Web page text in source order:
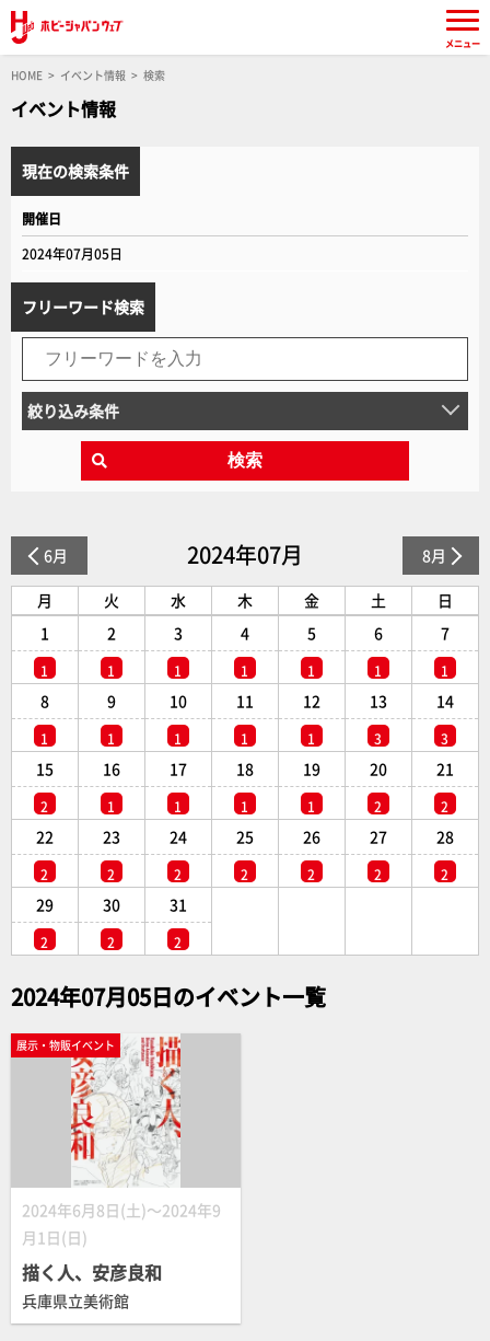
HOME イベント情報 検索
イベント情報
現在の検索条件
開催日
2024年07月05日
フリーワード検索
絞り込み条件
検索
6月 2024年07月 8月
月 火 水 木 金 土
日
1
1
2
1
3
1
4
1
5
1
6
1
7
1
8
1
9
1
10
1
11
1
12
1
13
3
14
3
15
2
16
1
17
1
18
1
19
1
20
2
21
2
22
2
23
2
24
2
25
2
26
2
27
2
28
2
29
2
30
2
31
2
2024年07月05日のイベント一覧
展示・物販イベント
2024年6月8日(土)～2024年9
月1日(日)
描く人、安彦良和
兵庫県立美術館
メニュー